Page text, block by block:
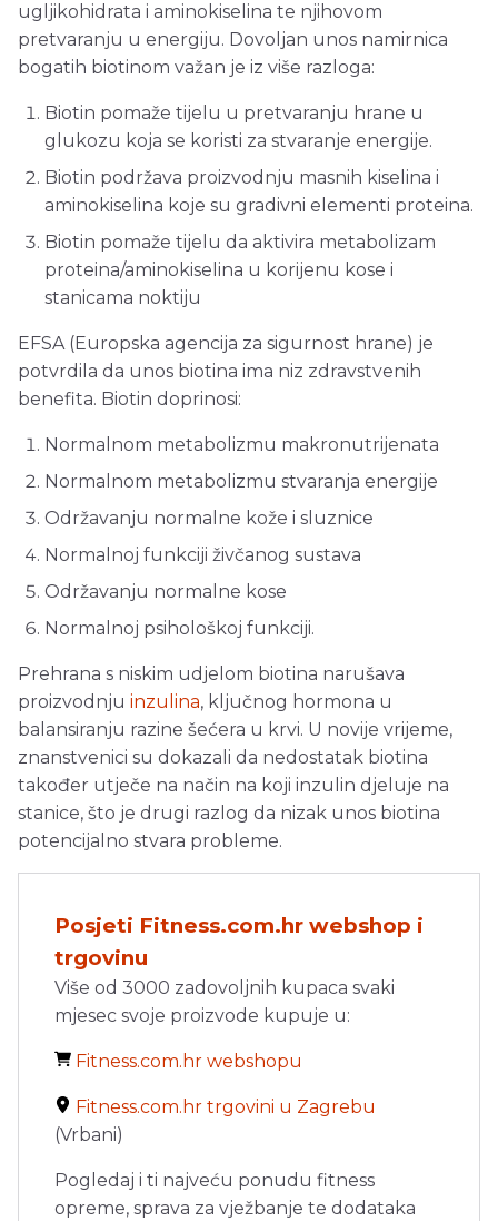
ugljikohidrata i aminokiselina te njihovom
pretvaranju u energiju. Dovoljan unos namirnica
bogatih biotinom važan je iz više razloga:
Biotin pomaže tijelu u pretvaranju hrane u
glukozu koja se koristi za stvaranje energije.
Biotin podržava proizvodnju masnih kiselina i
aminokiselina koje su gradivni elementi proteina.
Biotin pomaže tijelu da aktivira metabolizam
proteina/aminokiselina u korijenu kose i
stanicama noktiju
EFSA (Europska agencija za sigurnost hrane) je
potvrdila da unos biotina ima niz zdravstvenih
benefita. Biotin doprinosi:
Normalnom metabolizmu makronutrijenata
Normalnom metabolizmu stvaranja energije
Održavanju normalne kože i sluznice
Normalnoj funkciji živčanog sustava
Održavanju normalne kose
Normalnoj psihološkoj funkciji.
Prehrana s niskim udjelom biotina narušava
proizvodnju inzulina, ključnog hormona u
balansiranju razine šećera u krvi. U novije vrijeme,
znanstvenici su dokazali da nedostatak biotina
također utječe na način na koji inzulin djeluje na
stanice, što je drugi razlog da nizak unos biotina
potencijalno stvara probleme.
Posjeti Fitness.com.hr webshop i
trgovinu
Više od 3000 zadovoljnih kupaca svaki
mjesec svoje proizvode kupuje u:
Fitness.com.hr webshopu
Fitness.com.hr trgovini u Zagrebu
(Vrbani)
Pogledaj i ti najveću ponudu fitness
opreme, sprava za vježbanje te dodataka